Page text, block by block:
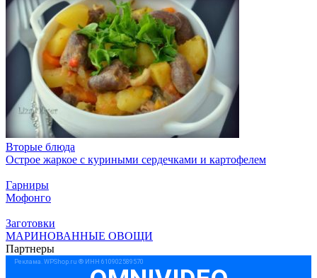
Вторые блюда
Острое жаркое с куриными сердечками и картофелем
Гарниры
Мофонго
Заготовки
МАРИНОВАННЫЕ ОВОЩИ
Партнеры